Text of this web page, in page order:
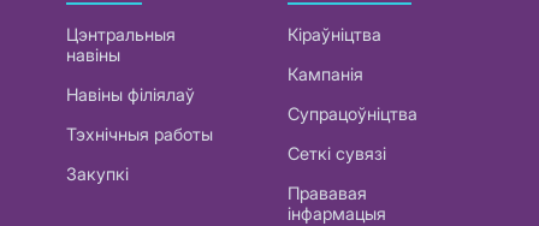
Цэнтральныя
навіны
Навіны філіялаў
Тэхнічныя работы
Закупкі
Кіраўніцтва
Кампанія
Супрацоўніцтва
Сеткі сувязі
Прававая
інфармацыя